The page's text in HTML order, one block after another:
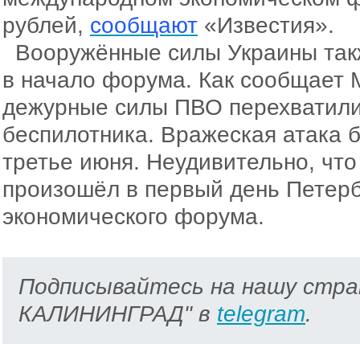
рублей, сообщают «Известия».
Вооружённые силы Украины
в начало форума. Как сообщает
дежурные силы ПВО
беспилотника. Вражеская атака
третье июня. Неудивительно,
произошёл в первый день
экономического форума.
Подписывайтесь на нашу
КАЛИНИНГРАД" в telegram.